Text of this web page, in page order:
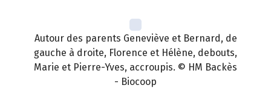
Autour des parents Geneviève et Bernard, de
gauche à droite, Florence et Hélène, debouts,
Marie et Pierre-Yves, accroupis. © HM Backès
- Biocoop